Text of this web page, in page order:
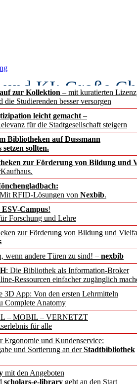
zur Kollektion – mit kuratierten
Studierenden besser versorgen
leicht gemacht –
für die Stadtgesellschaft steigern
Bibliotheken auf Dussmann
sollten.
zur Förderung von Bildung und
RFID-Lösungen von Nexbib.
ESV-Campus!
Forschung und Lehre
zur Förderung von Bildung und
wenn andere Türen zu sind! – nexbib
: Die Bibliothek als Information-Broker
Ressourcen einfacher zugänglich
3D App: Von den ersten Lehrmitteln
Complete Anatomy
– MOBIL – VERNETZT
für alle
Ergonomie und Kundenservice:
und Sortierung an derStadtbibliothek
mit den Angeboten
scholars-e-library geht an den Start
KI: Große
erstes
Research –
Zeitschrift für
Attempto
Information
in
Institut neu
und